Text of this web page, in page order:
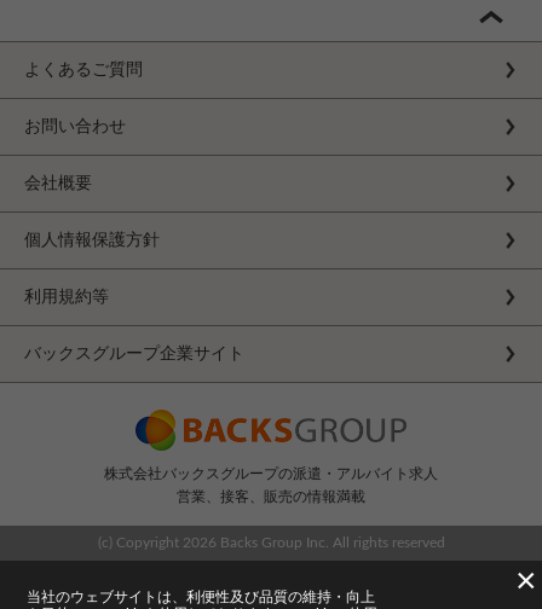
よくあるご質問
お問い合わせ
会社概要
個人情報保護方針
利用規約等
バックスグループ企業サイト
株式会社バックスグループの派遣・アルバイト求人
営業、接客、販売の情報満載
(c) Copyright 2026 Backs Group Inc. All rights reserved
×
当社のウェブサイトは、利便性及び品質の維持・向上